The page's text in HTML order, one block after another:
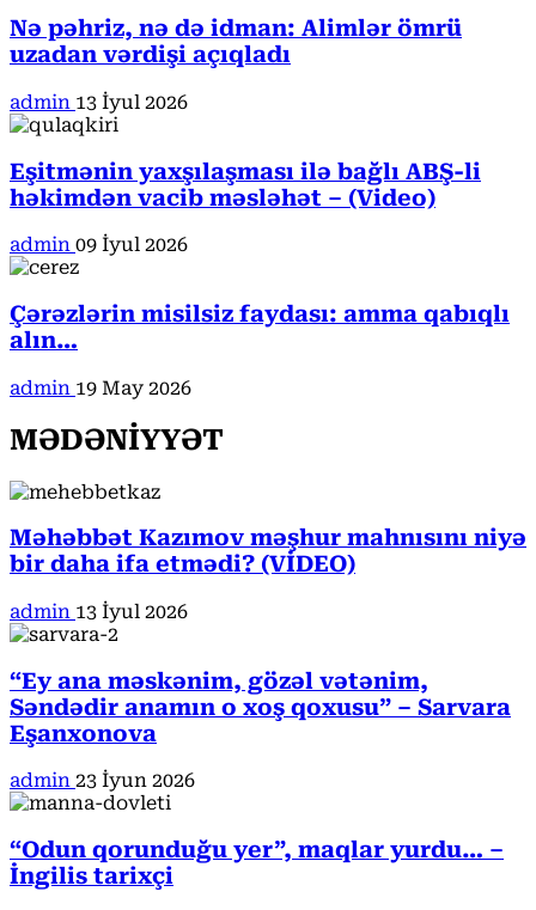
Nə pəhriz, nə də idman: Alimlər ömrü
uzadan vərdişi açıqladı
admin 13 İyul 2026
Eşitmənin yaxşılaşması ilə bağlı ABŞ-li
həkimdən vacib məsləhət – (Video)
admin 09 İyul 2026
Çərəzlərin misilsiz faydası: amma qabıqlı
alın…
admin 19 May 2026
MƏDƏNİYYƏT
Məhəbbət Kazımov məşhur mahnısını niyə
bir daha ifa etmədi? (VİDEO)
admin 13 İyul 2026
“Ey ana məskənim, gözəl vətənim,
Səndədir anamın o xoş qoxusu” – Sarvara
Eşanxonova
admin 23 İyun 2026
“Odun qorunduğu yer”, maqlar yurdu… –
İngilis tarixçi